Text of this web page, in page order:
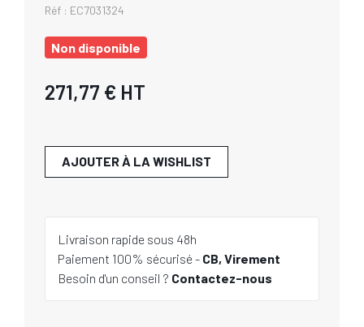
Réf : EC7031324
Non disponible
271,77 € HT
AJOUTER À LA WISHLIST
Livraison rapide sous 48h
Paiement 100% sécurisé - CB, Virement
Besoin d'un conseil ? Contactez-nous